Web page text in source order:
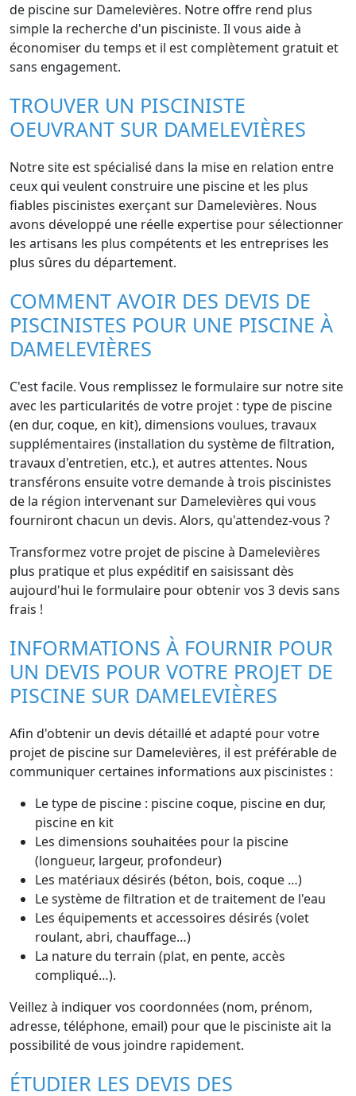
de piscine sur Damelevières. Notre offre rend plus
simple la recherche d'un pisciniste. Il vous aide à
économiser du temps et il est complètement gratuit et
sans engagement.
TROUVER UN PISCINISTE
OEUVRANT SUR DAMELEVIÈRES
Notre site est spécialisé dans la mise en relation entre
ceux qui veulent construire une piscine et les plus
fiables piscinistes exerçant sur Damelevières. Nous
avons développé une réelle expertise pour sélectionner
les artisans les plus compétents et les entreprises les
plus sûres du département.
COMMENT AVOIR DES DEVIS DE
PISCINISTES POUR UNE PISCINE À
DAMELEVIÈRES
C'est facile. Vous remplissez le formulaire sur notre site
avec les particularités de votre projet : type de piscine
(en dur, coque, en kit), dimensions voulues, travaux
supplémentaires (installation du système de filtration,
travaux d'entretien, etc.), et autres attentes. Nous
transférons ensuite votre demande à trois piscinistes
de la région intervenant sur Damelevières qui vous
fourniront chacun un devis. Alors, qu'attendez-vous ?
Transformez votre projet de piscine à Damelevières
plus pratique et plus expéditif en saisissant dès
aujourd'hui le formulaire pour obtenir vos 3 devis sans
frais !
INFORMATIONS À FOURNIR POUR
UN DEVIS POUR VOTRE PROJET DE
PISCINE SUR DAMELEVIÈRES
Afin d'obtenir un devis détaillé et adapté pour votre
projet de piscine sur Damelevières, il est préférable de
communiquer certaines informations aux piscinistes :
Le type de piscine : piscine coque, piscine en dur,
piscine en kit
Les dimensions souhaitées pour la piscine
(longueur, largeur, profondeur)
Les matériaux désirés (béton, bois, coque …)
Le système de filtration et de traitement de l'eau
Les équipements et accessoires désirés (volet
roulant, abri, chauffage…)
La nature du terrain (plat, en pente, accès
compliqué…).
Veillez à indiquer vos coordonnées (nom, prénom,
adresse, téléphone, email) pour que le pisciniste ait la
possibilité de vous joindre rapidement.
ÉTUDIER LES DEVIS DES